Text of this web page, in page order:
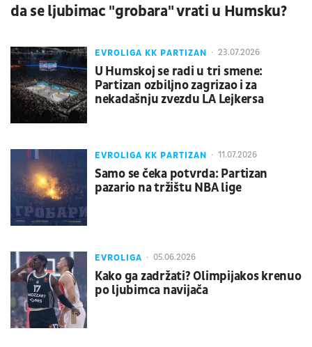
da se ljubimac "grobara" vrati u Humsku?
EVROLIGA KK PARTIZAN 23.07.2026
U Humskoj se radi u tri smene:
Partizan ozbiljno zagrizao i za
nekadašnju zvezdu LA Lejkersa
EVROLIGA KK PARTIZAN 11.07.2026
Samo se čeka potvrda: Partizan
pazario na tržištu NBA lige
EVROLIGA 05.06.2026
Kako ga zadržati? Olimpijakos krenuo
po ljubimca navijača